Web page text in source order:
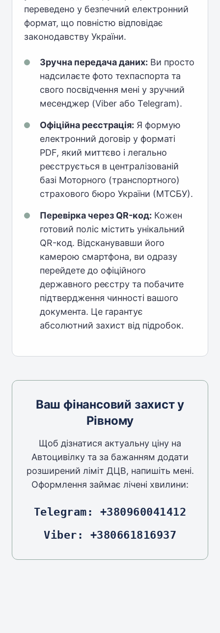
переведено у безпечний електронний
формат, що повністю відповідає
законодавству України.
Зручна передача даних: Ви просто
надсилаєте фото техпаспорта та
свого посвідчення мені у зручний
месенджер (Viber або Telegram).
Офіційна реєстрація: Я формую
електронний договір у форматі
PDF, який миттєво і легально
реєструється в централізованій
базі Моторного (транспортного)
страхового бюро України (МТСБУ).
Перевірка через QR-код: Кожен
готовий поліс містить унікальний
QR-код. Відсканувавши його
камерою смартфона, ви одразу
перейдете до офіційного
державного реєстру та побачите
підтвердження чинності вашого
документа. Це гарантує
абсолютний захист від підробок.
Ваш фінансовий захист у
Рівному
Щоб дізнатися актуальну ціну на
Автоцивілку та за бажанням додати
розширений ліміт ДЦВ, напишіть мені.
Оформлення займає лічені хвилини:
Telegram: +380960041412
Viber: +380661816937